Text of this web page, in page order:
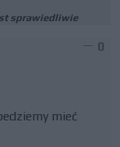
sprawiedliwie
0
mieć